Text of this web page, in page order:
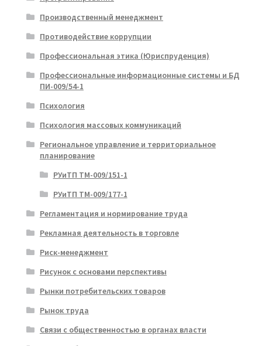
Производственный менеджмент
Противодействие коррупции
Профессиональная этика (Юриспруденция)
Профессиональные информационные системы и БД
ПИ-009/54-1
Психология
Психология массовых коммуникаций
Региональное управление и территориальное
планирование
РУиТП ТМ-009/151-1
РУиТП ТМ-009/177-1
Регламентация и нормирование труда
Рекламная деятельность в торговле
Риск-менеджмент
Рисунок с основами перспективы
Рынки потребительских товаров
Рынок труда
Связи с общественностью в органах власти